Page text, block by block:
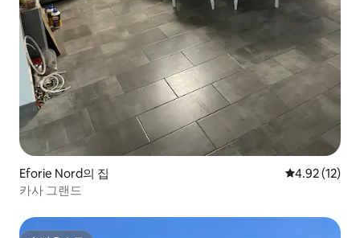
Eforie Nord의 집 평점 4.92점
4.92 (12)
카사 그랜드